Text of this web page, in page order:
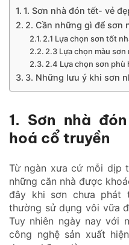
1. Sơn nhà đón tết- vẻ
2. Cần những gì để sơn
2.1 Lựa chọn sơn tốt
2.3 Lựa chọn màu sơn
2.4 Lựa chọn sơn
3. Những lưu ý khi sơn
1. Sơn nhà
hoá cổ truyền
Từ ngàn xưa cứ mỗi dịp
những căn nhà được
đây khi sơn chưa phát
thường sử dụng vôi vữa
Tuy nhiên ngày nay với
công nghệ sản xuất